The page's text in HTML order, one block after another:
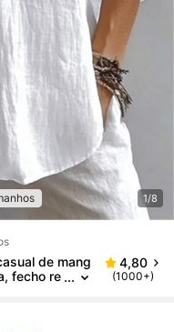
1/8
de mang
fecho re
4,80
(1000+)